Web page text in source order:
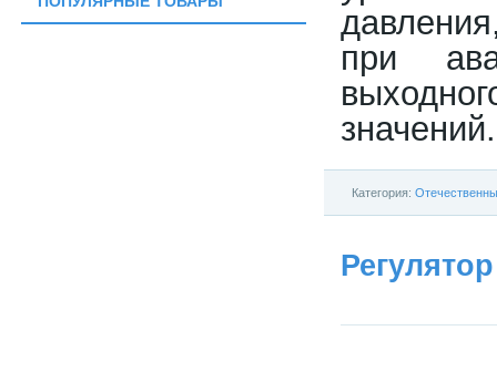
при
значений.
Категория: